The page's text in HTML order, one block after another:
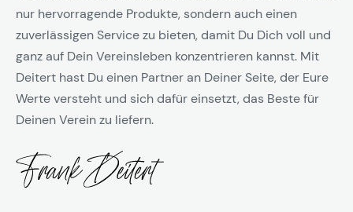
nur hervorragende Produkte, sondern auch einen
zuverlässigen Service zu bieten, damit Du Dich voll und
ganz auf Dein Vereinsleben konzentrieren kannst. Mit
Deitert hast Du einen Partner an Deiner Seite, der Eure
Werte versteht und sich dafür einsetzt, das Beste für
Deinen Verein zu liefern.